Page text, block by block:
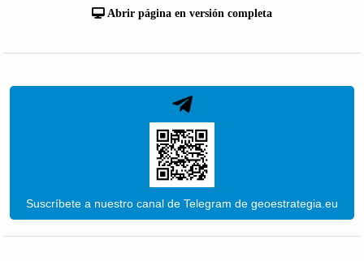
Abrir página en versión completa
Suscríbete a nuestro canal de Telegram de geoestrategia.eu